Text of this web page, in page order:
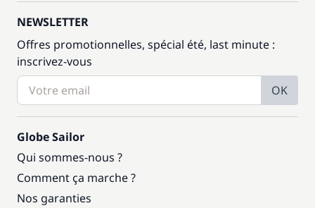
NEWSLETTER
Offres promotionnelles, spécial été, last minute :
inscrivez-vous
OK
Globe Sailor
Qui sommes-nous ?
Comment ça marche ?
Nos garanties